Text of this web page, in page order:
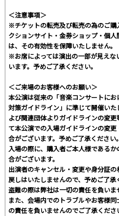
＜注意事項＞
※チケットの転売及び転売の為のご購
クションサイト・金券ショップ・個
は、その有効性を保障いたしません。
※お席によっては演出の一部が見えな
います。予めご了承ください。
＜ご来場のお客様へのお願い＞
本公演は従来の「音楽コンサートに
対策ガイドライン」に準じて開催い
よび関連団体よりガイドラインの変
て本公演での入場ガイドラインの変
合がございます。予めご了承ください。
入場の際に、購入者ご本人様である
合がございます。
出演者のキャンセル・変更や身分証
戻しはいたしませんので、予めご了承
盗難の際は弊社は一切の責任を負いま
また、会場内でのトラブルやお客様
の責任を負いませんのでご了承くださ